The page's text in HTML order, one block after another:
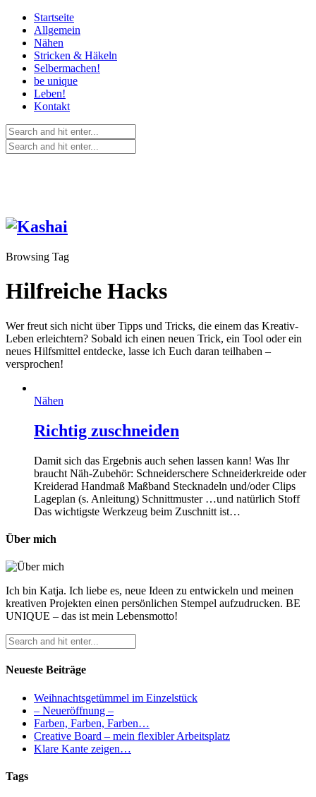
Startseite
Allgemein
Nähen
Stricken & Häkeln
Selbermachen!
be unique
Leben!
Kontakt
Browsing Tag
Hilfreiche Hacks
Wer freut sich nicht über Tipps und Tricks, die einem das Kreativ-
Leben erleichtern? Sobald ich einen neuen Trick, ein Tool oder ein
neues Hilfsmittel entdecke, lasse ich Euch daran teilhaben –
versprochen!
Nähen
Richtig zuschneiden
Damit sich das Ergebnis auch sehen lassen kann! Was Ihr
braucht Näh-Zubehör: Schneiderschere Schneiderkreide oder
Kreiderad Handmaß Maßband Stecknadeln und/oder Clips
Lageplan (s. Anleitung) Schnittmuster …und natürlich Stoff
Das wichtigste Werkzeug beim Zuschnitt ist…
Über mich
Ich bin Katja. Ich liebe es, neue Ideen zu entwickeln und meinen
kreativen Projekten einen persönlichen Stempel aufzudrucken. BE
UNIQUE – das ist mein Lebensmotto!
Neueste Beiträge
Weihnachtsgetümmel im Einzelstück
– Neueröffnung –
Farben, Farben, Farben…
Creative Board – mein flexibler Arbeitsplatz
Klare Kante zeigen…
Tags